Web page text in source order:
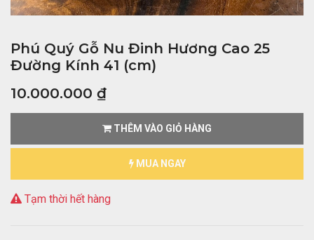
Phú Quý Gỗ Nu Đinh Hương Cao 25
Đường Kính 41 (cm)
10.000.000 ₫
THÊM VÀO GIỎ HÀNG
MUA NGAY
Tạm thời hết hàng